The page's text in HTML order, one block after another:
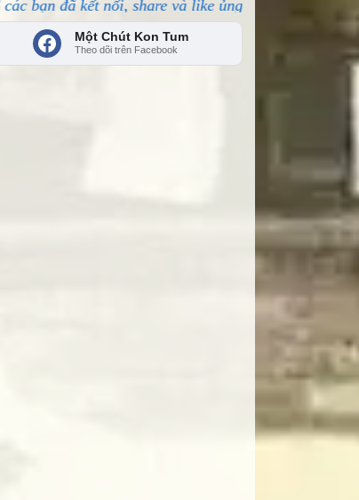
nối, share và like ủng hộ!
Một Chút Kon Tum
Theo dõi trên Facebook